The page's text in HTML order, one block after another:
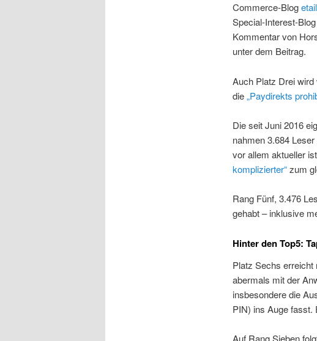
Commerce-Blog
Special-Interest-
Kommentar von
unter dem Beitrag.
Auch Platz Drei
die„Paydirekts
Die seit Juni 2016
nahmen 3.684
vor allem aktueller
komplizierter“zum
Rang Fünf, 3.476
gehabt – inklusive
Hinter den Top5:
Platz Sechs erreicht
abermals mit der
insbesondere die
PIN) ins Auge fasst.
Auf Rang Sieben